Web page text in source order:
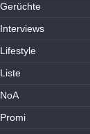
Gerüchte
Interviews
Lifestyle
Liste
NoA
Promi